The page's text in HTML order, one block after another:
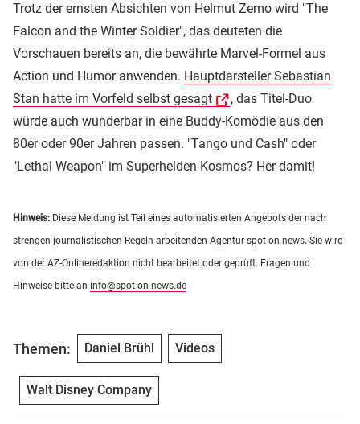
Trotz der ernsten Absichten von Helmut Zemo wird "The
Falcon and the Winter Soldier", das deuteten die
Vorschauen bereits an, die bewährte Marvel-Formel aus
Action und Humor anwenden. Hauptdarsteller Sebastian
Stan hatte im Vorfeld selbst gesagt
, das Titel-Duo
würde auch wunderbar in eine Buddy-Komödie aus den
80er oder 90er Jahren passen. "Tango und Cash" oder
"Lethal Weapon" im Superhelden-Kosmos? Her damit!
Hinweis: Diese Meldung ist Teil eines automatisierten Angebots der nach
strengen journalistischen Regeln arbeitenden Agentur spot on news. Sie wird
von der AZ-Onlineredaktion nicht bearbeitet oder geprüft. Fragen und
Hinweise bitte an info@spot-on-news.de
Themen: Daniel Brühl Videos
Walt Disney Company